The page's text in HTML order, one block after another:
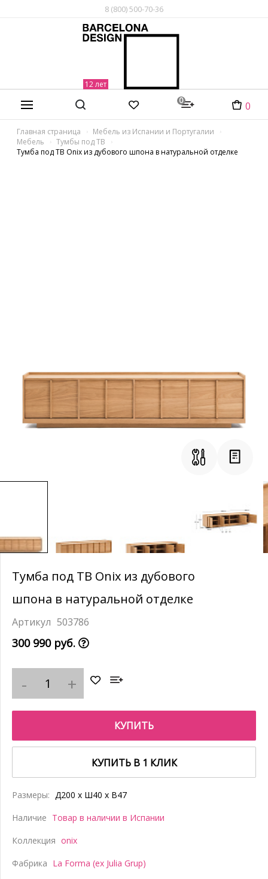
8 (800) 500-70-36
0 0
Главная страница
Мебель из Испании и Португалии
Мебель
Тумбы под ТВ
Тумба под ТВ Onix из дубового шпона в натуральной отделке
Тумба под ТВ Onix из дубового
шпона в натуральной отделке
503786
300 990 руб.
КУПИТЬ
КУПИТЬ В 1 КЛИК
Размеры: Д200 x Ш40 x В47
Наличие Товар в наличии в Испании
Коллекция onix
Фабрика La Forma (ex Julia Grup)